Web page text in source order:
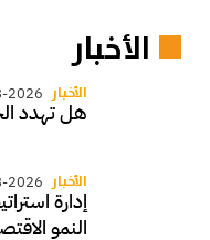
الأخبار
الأخبار 2026
هل تهدد
الأخبار 2026
إدارة
النمو